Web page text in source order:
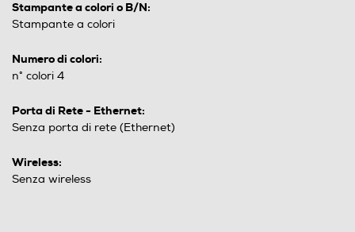
Stampante a colori o B/N:
Stampante a colori
Numero di colori:
n° colori 4
Porta di Rete - Ethernet:
Senza porta di rete (Ethernet)
Wireless:
Senza wireless